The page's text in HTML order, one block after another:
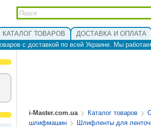
КАТАЛОГ ТОВАРОВ ДОСТАВКА И ОПЛАТА
с доставкой по всей Украине. Мы
i-Master.com.ua Каталог товаров
шлифмашин
Шлифленты для